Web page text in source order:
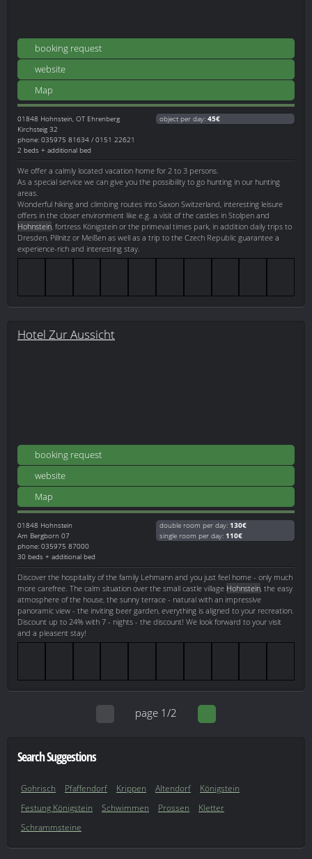
booking request
website
Map
01848 Hohnstein, OT Ehrenberg
Kirchsteig 32
phone: 035975 81634 / 0151 22621
2 beds + additional bed
object per day: 45€
We offer a calmly located vacation home for 2 to 3 persons.
As a special service we can give you the possibility to go hunting in our hunting
areas.
Wonderful hiking and climbing routes into Saxon Switzerland, interesting leisure
offers in the closer environment like e.g. a visit of the castles in Stolpen and
Hohnstein , fortress Königstein or the primeval times park, in addition daily trips to
Dresden, Pillnitz or Meißen as well as a trip to the Czech Republic guarantee a
experience-rich and interesting stay.
Hotel Zur Aussicht
booking request
website
Map
01848 Hohnstein
Am Bergborn 07
phone: 035975 87000
30 beds + additional bed
double room per day: 130€
single room per day: 110€
Discover the hospitality of the family Lehmann and you just feel home - only much
more carefree. The calm situation over the small castle village Hohnstein , the easy
atmosphere of the house, the sunny terrace - natural with an impressive
panoramic view - the inviting beer garden, everything is aligned to your recreation.
Discount up to 24% with 7 - nights - the discount! We look forward to your visit
and a pleasent stay!
page 1/2
Search Suggestions
Gohrisch Pfaffendorf Krippen Altendorf
Königstein
Festung Königstein
Schwimmen Prossen
Kletter
Schrammsteine